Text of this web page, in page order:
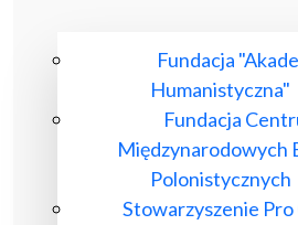
Fundacja
Humanistyczna"
Fundacja
Międzynarodowych
Polonistycznych
Stowarzyszenie